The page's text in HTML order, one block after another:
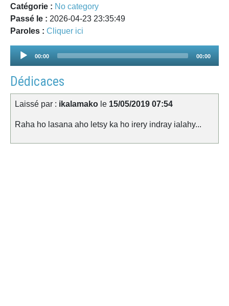
Catégorie : No category
Passé le : 2026-04-23 23:35:49
Paroles : Cliquer ici
Audio
00:00 00:00
Dédicaces
Laissé par : ikalamako le 15/05/2019 07:54
Raha ho lasana aho letsy ka ho irery indray ialahy...